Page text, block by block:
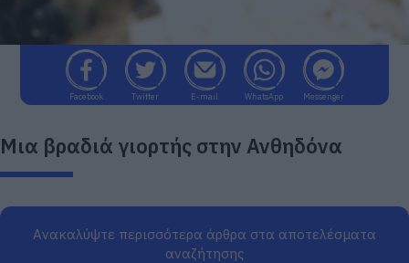
Facebook Twitter E-mail WhatsApp Messenger
Μια βραδιά γιορτής στην Ανθηδόνα
Ανακαλύψτε περισσότερα άρθρα στα αποτελέσματα
αναζήτησης